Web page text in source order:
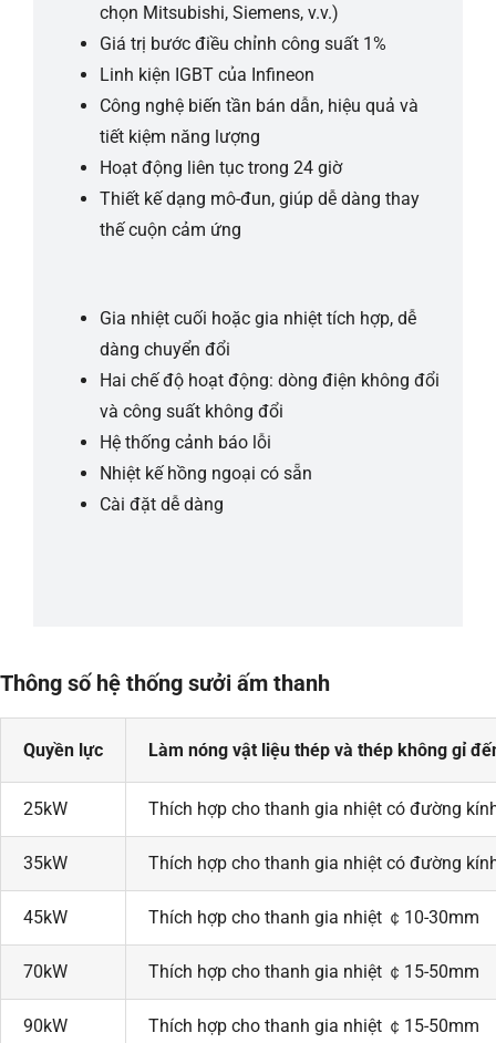
chọn Mitsubishi, Siemens, v.v.)
Giá trị bước điều chỉnh công suất 1%
Linh kiện IGBT của Infineon
Công nghệ biến tần bán dẫn, hiệu quả và
tiết kiệm năng lượng
Hoạt động liên tục trong 24 giờ
Thiết kế dạng mô-đun, giúp dễ dàng thay
thế cuộn cảm ứng
Gia nhiệt cuối hoặc gia nhiệt tích hợp, dễ
dàng chuyển đổi
Hai chế độ hoạt động: dòng điện không đổi
và công suất không đổi
Hệ thống cảnh báo lỗi
Nhiệt kế hồng ngoại có sẵn
Cài đặt dễ dàng
Thông số hệ thống sưởi ấm thanh
Quyền lực Làm nóng vật liệu thép và thép không gỉ
25kW Thích hợp cho thanh gia nhiệt có đường
35kW Thích hợp cho thanh gia nhiệt có đường
45kW Thích hợp cho thanh gia nhiệt ￠10-30mm
70kW Thích hợp cho thanh gia nhiệt ￠15-50mm
90kW Thích hợp cho thanh gia nhiệt ￠15-50mm